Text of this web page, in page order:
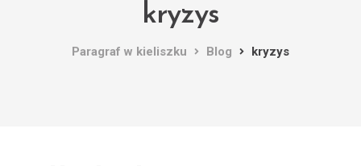
kryzys
Paragraf w kieliszku Blog kryzys